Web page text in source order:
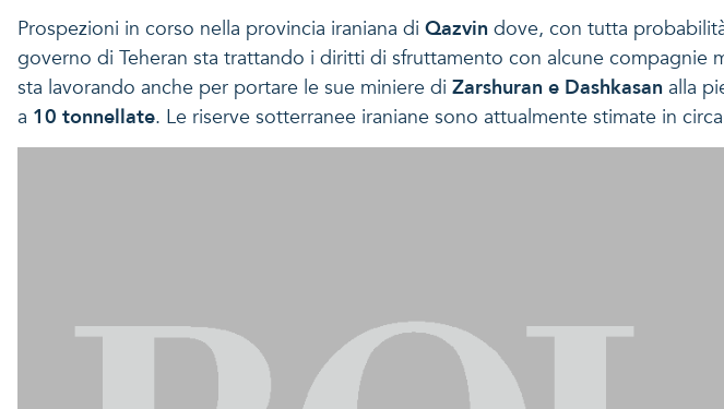
Prospezioni in corso nella provincia iraniana di Qazvin dove, con tutta
governo di Teheran sta trattando i diritti di sfruttamento con alcune
sta lavorando anche per portare le sue miniere di Zarshuran e Dashkasan alla
a 10 tonnellate. Le riserve sotterranee iraniane sono attualmente stimate in